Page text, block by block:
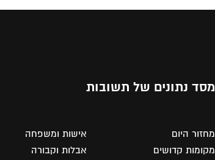
מסד נתונים של תשובות
מחזור היום
מקומות קדושים
אישות ומשפחה
אבלות וקבורה